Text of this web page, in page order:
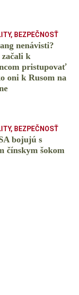
, BEZPEČNOSŤ
nenávisti?
k
pristupovať
oni k Rusom na
, BEZPEČNOSŤ
bojujú s
čínskym šokom